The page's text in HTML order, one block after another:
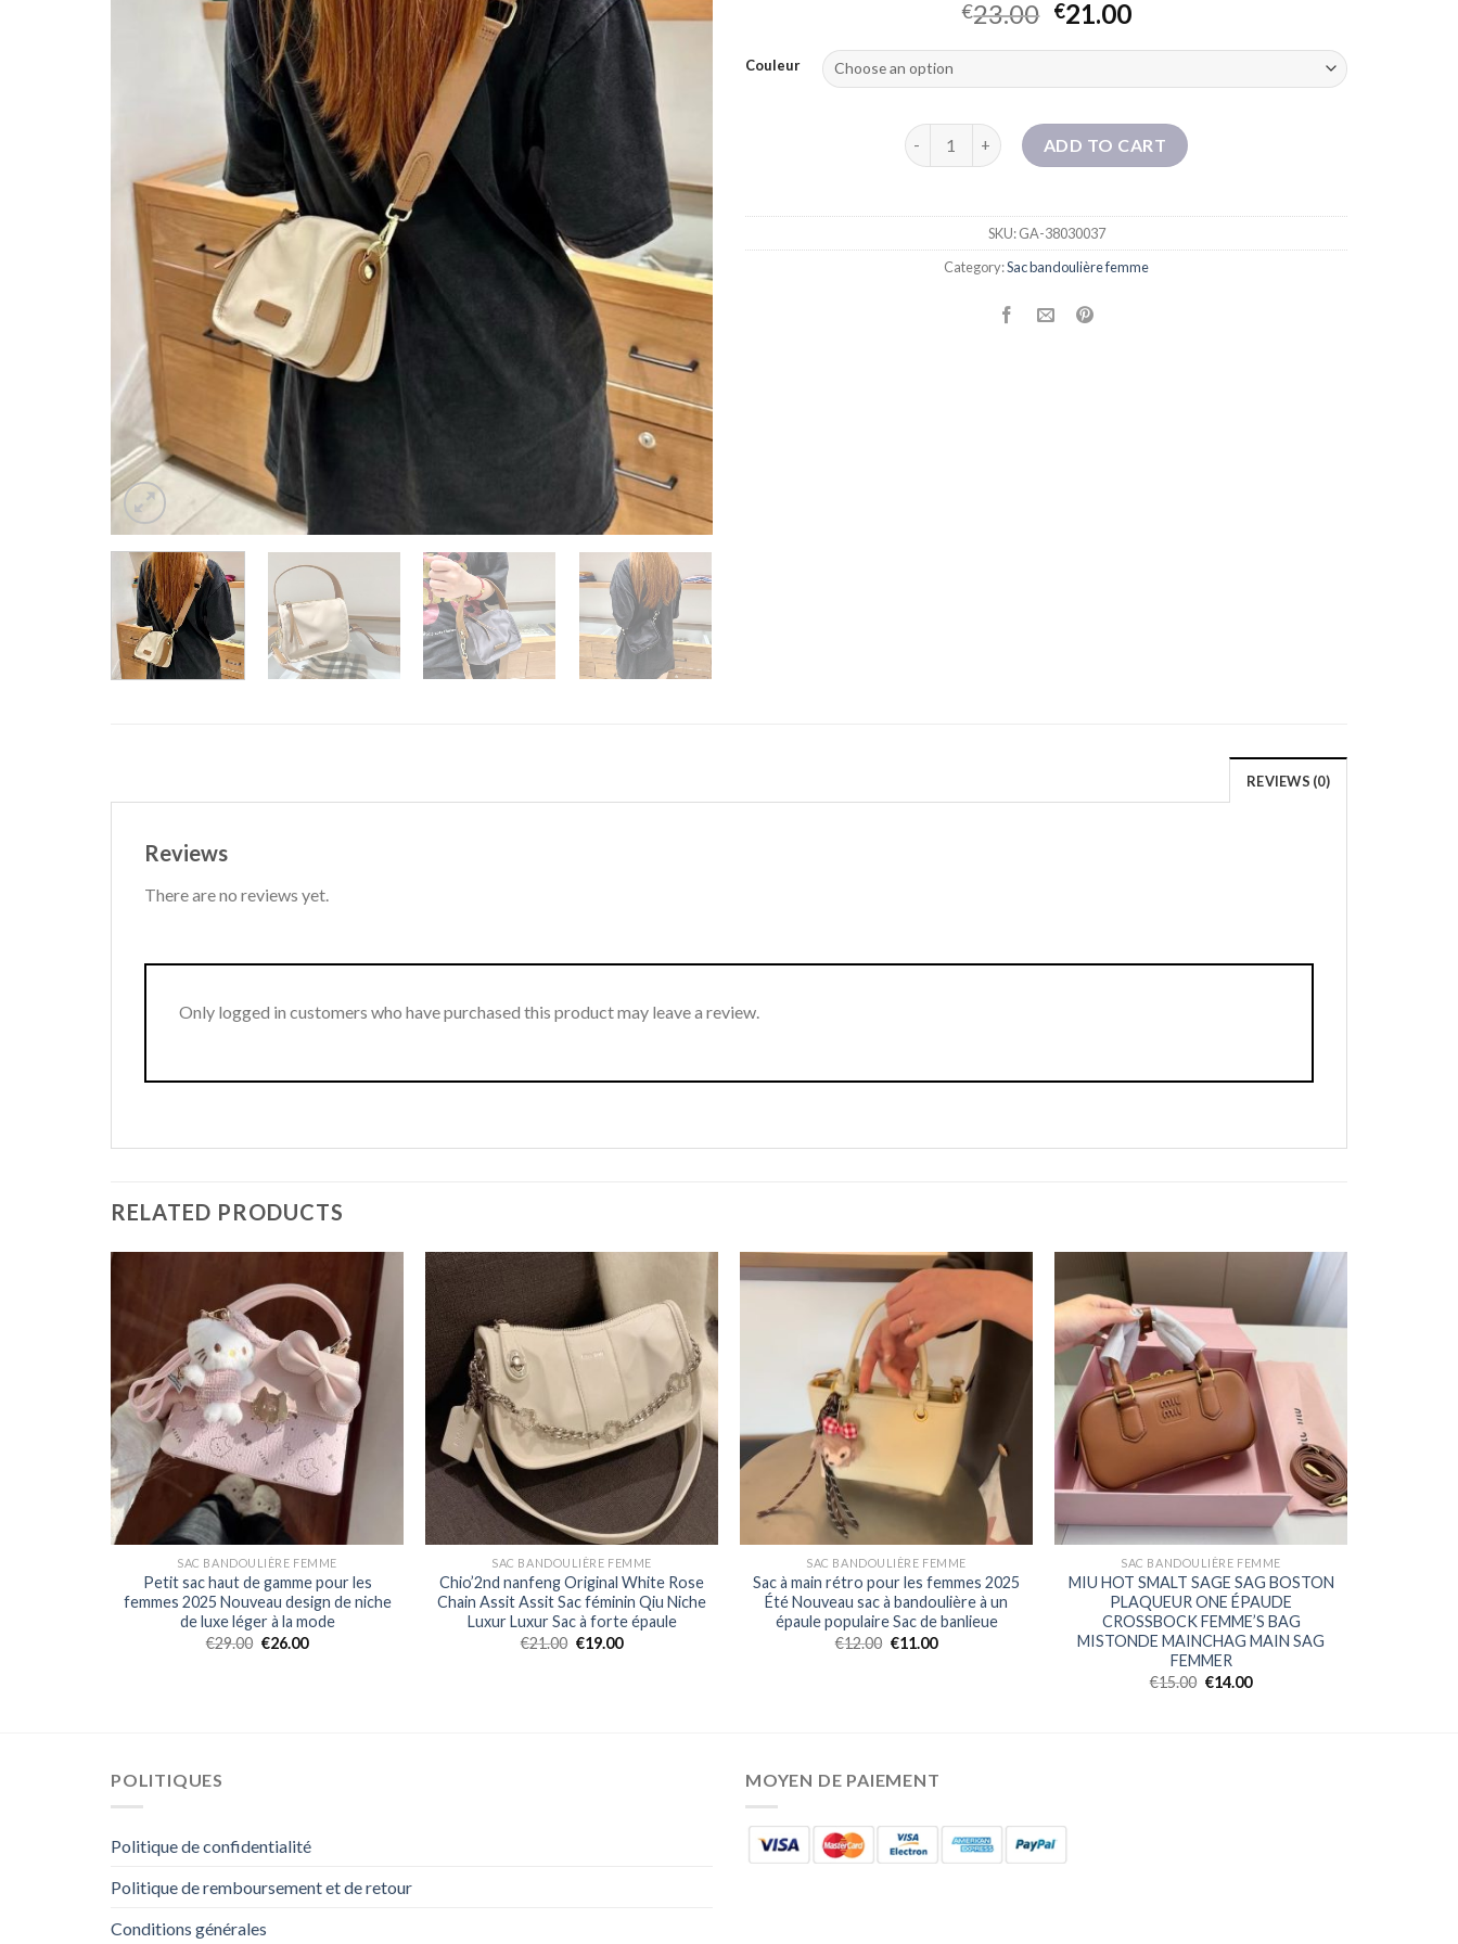
€23.00 €21.00
Couleur
Version coréenne du sac à bandoulière en tissu Oxford pour femmes Sac
ADD TO CART
SKU:GA-38030037
Category:Sac bandoulière femme
REVIEWS (0)
Reviews
There are no reviews yet.
Only logged in customers who have purchased this product may leave a review.
RELATED PRODUCTS
SAC BANDOULIÈRE FEMME
Petit sac haut de gamme pour les
femmes 2025 Nouveau design de niche
de luxe léger à la mode
€29.00 €26.00
SAC BANDOULIÈRE FEMME
Chio’2nd nanfeng Original White Rose
Chain Assit Assit Sac féminin Qiu Niche
Luxur Luxur Sac à forte épaule
€21.00 €19.00
SAC BANDOULIÈRE FEMME
Sac à main rétro pour les femmes 2025
Été Nouveau sac à bandoulière à un
épaule populaire Sac de banlieue
€12.00 €11.00
SAC BANDOULIÈRE FEMME
MIU HOT SMALT SAGE SAG BOSTON
PLAQUEUR ONE ÉPAUDE
CROSSBOCK FEMME’S BAG
MISTONDE MAINCHAG MAIN SAG
FEMMER
€15.00 €14.00
POLITIQUES
Politique de confidentialité
Politique de remboursement et de retour
Conditions générales
MOYEN DE PAIEMENT